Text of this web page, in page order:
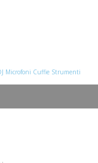
Microfoni Cuffie Strumenti